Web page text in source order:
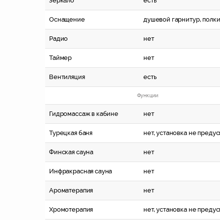
Оснащение душевой гарнитур, полки
Радио нет
Таймер нет
Вентиляция есть
Функции
Гидромассаж в кабине нет
Турецкая баня нет, установка не
Финская сауна нет
Инфракрасная сауна нет
Ароматерапия нет
Хромотерапия нет, установка не